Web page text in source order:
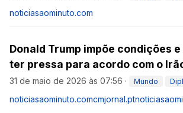
noticiasaominuto.com
Donald Trump impõe condições
ter pressa para acordo com o
31 de maio de 2026 às 07:56 · Mundo
noticiasaominuto.comcmjornal.pt